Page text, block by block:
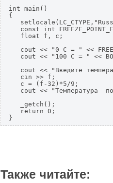
int main()
{
const int
   float f, c;
cout << "0 C = " <<
cout << "100 C = " <<
cout << "Введите
   cin >> f;
   c = (f-32)*5/9;
cout << "Температура
   _getch();
   return 0;
}
Также читайте: